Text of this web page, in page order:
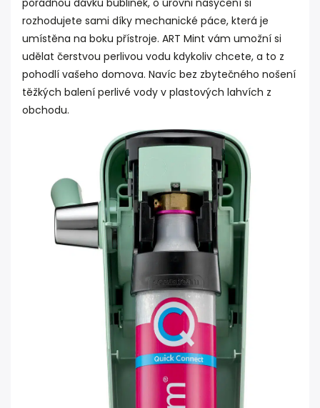
pořádnou dávku bublinek, o úrovni nasycení si
rozhodujete sami díky mechanické páce, která je
umístěna na boku přístroje. ART Mint vám umožní si
udělat čerstvou perlivou vodu kdykoliv chcete, a to z
pohodlí vašeho domova. Navíc bez zbytečného nošení
těžkých balení perlivé vody v plastových lahvích z
obchodu.